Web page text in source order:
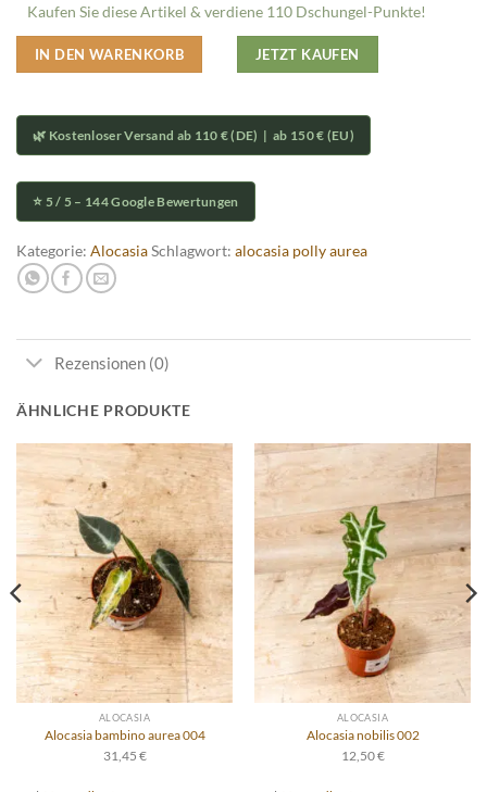
Kaufen Sie diese Artikel & verdiene 110 Dschungel-Punkte!
IN DEN WARENKORB JETZT KAUFEN
🌿 Kostenloser Versand ab 110 € (DE) | ab 150 € (EU)
⭐ 5 / 5 – 144 Google Bewertungen
Kategorie: AlocasiaSchlagwort: alocasia polly aurea
Rezensionen (0)
ÄHNLICHE PRODUKTE
ALOCASIA
Alocasia bambino aurea 004
31,45 €
ALOCASIA
Alocasia nobilis 002
12,50€